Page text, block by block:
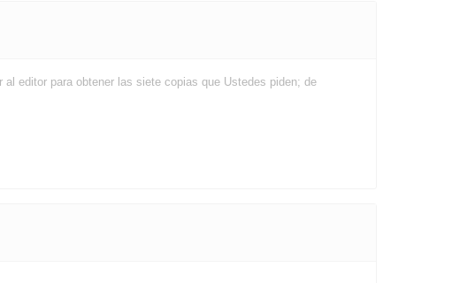
editor para obtener las siete copias que Ustedes piden; de